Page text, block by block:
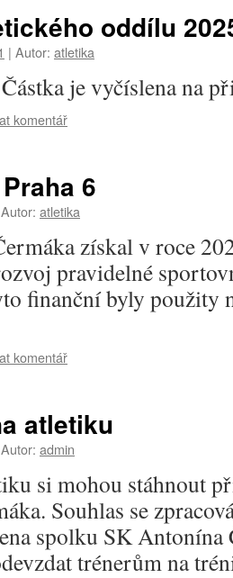
oddílu
| Autor: atletika
Částka je vyčíslena
komentář
6
Autor: atletika
získal v roce
pravidelné
finanční byly použity
komentář
atletiku
Autor: admin
si mohou stáhnout
Souhlas se
spolku SK Antonína
trénerům na